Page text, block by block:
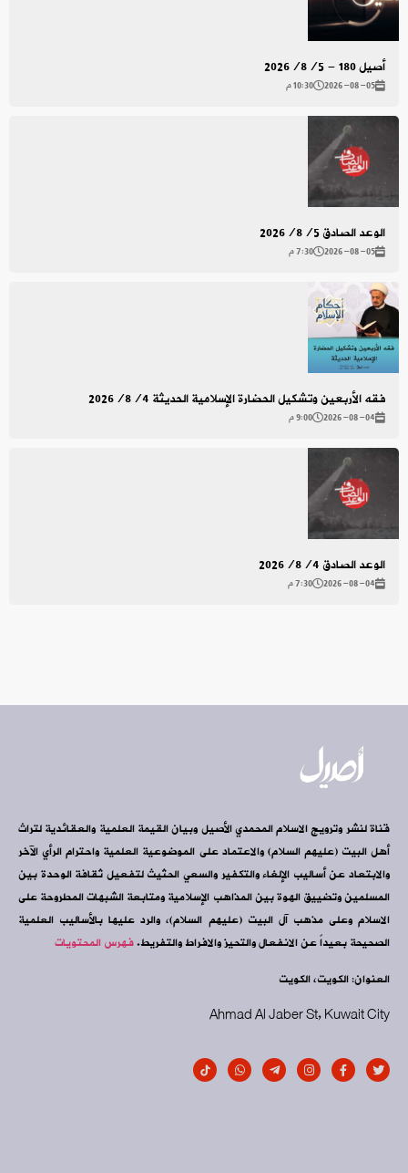
أصيل 180 - 2026/8/5
2026-08-05 10:30 م
الوعد الصادق 2026/8/5
2026-08-05 7:30 م
فقه الأربعين وتشكيل الحضارة الإسلامية الحديثة 2026/8/4
2026-08-04 9:00 م
الوعد الصادق 2026/8/4
2026-08-04 7:30 م
قناة لنشر وترويج الاسلام المحمدي الأصيل وبيان القيمة العلمية والعقائدية لتراث
أهل البيت (عليهم السلام) والاعتماد على الموضوعية العلمية واحترام الرأي الآخر
والابتعاد عن أساليب الإلغاء والتكفير والسعي الحثيث لتفعيل ثقافة الوحدة بين
المسلمين وتضييق الهوة بين المذاهب الإسلامية ومتابعة الشبهات المطروحة على
الاسلام وعلى مذهب آل البيت (عليهم السلام)، والرد عليها بالأساليب العلمية
الصحيحة بعيداً عن الانفعال والتحيز والافراط والتفريط.فهرس المحتويات
العنوان: الكويت، الكويت
Ahmad Al Jaber St, Kuwait City